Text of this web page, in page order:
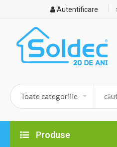
Autentificare
Produse